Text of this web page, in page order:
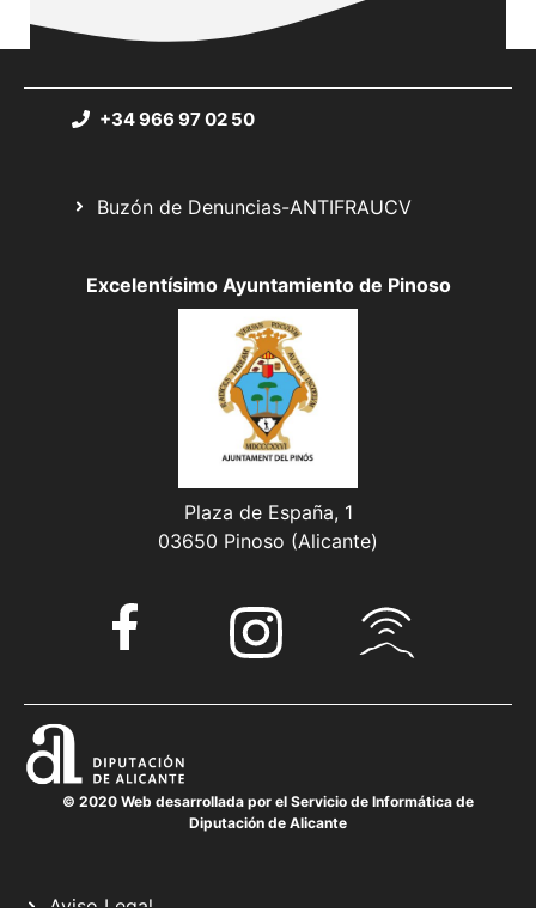
+34 966 97 02 50
Buzón de Denuncias-ANTIFRAUCV
Excelentísimo Ayuntamiento de Pinoso
Plaza de España, 1
03650 Pinoso (Alicante)
© 2020 Web desarrollada por el Servicio de Informática de
Diputación de Alicante
Aviso Legal